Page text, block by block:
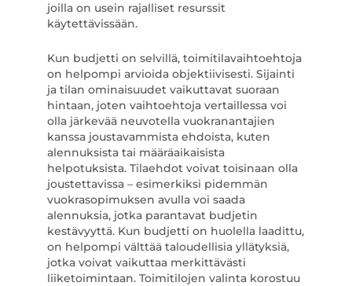
joilla on usein rajalliset resurssit
käytettävissään.
Kun budjetti on selvillä, toimitilavaihtoehtoja
on helpompi arvioida objektiivisesti. Sijainti
ja tilan ominaisuudet vaikuttavat suoraan
hintaan, joten vaihtoehtoja vertaillessa voi
olla järkevää neuvotella vuokranantajien
kanssa joustavammista ehdoista, kuten
alennuksista tai määräaikaisista
helpotuksista. Tilaehdot voivat toisinaan olla
joustettavissa – esimerkiksi pidemmän
vuokrasopimuksen avulla voi saada
alennuksia, jotka parantavat budjetin
kestävyyttä. Kun budjetti on huolella laadittu,
on helpompi välttää taloudellisia yllätyksiä,
jotka voivat vaikuttaa merkittävästi
liiketoimintaan. Toimitilojen valinta korostuu